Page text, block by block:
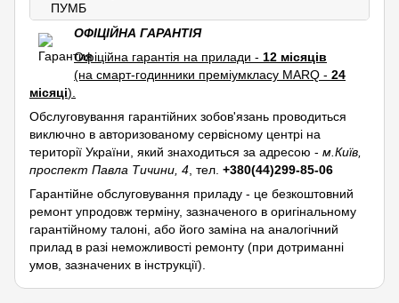
ОФІЦІЙНА ГАРАНТІЯ
Офіційна гарантія на прилади - 12 місяців
(на смарт-годинники преміумкласу MARQ - 24
місяці).
Обслуговування гарантійних зобов'язань проводиться
виключно в авторизованому сервісному центрі на
території України, який знаходиться за адресою - м.Київ,
проспект Павла Тичини, 4 , тел. +380(44)299-85-06
Гарантійне обслуговування приладу - це безкоштовний
ремонт упродовж терміну, зазначеного в оригінальному
гарантійному талоні, або його заміна на аналогічний
прилад в разі неможливості ремонту (при дотриманні
умов, зазначених в інструкції).